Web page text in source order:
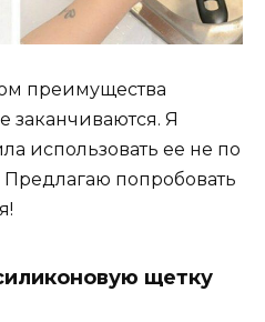
преимущества
заканчиваются. Я
использовать ее не по
попробовать
щетку